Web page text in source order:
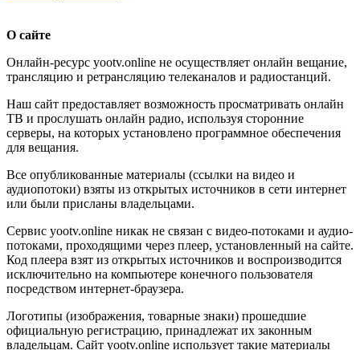
О сайте
Онлайн-ресурс yootv.online не осуществляет онлайн вещание,
трансляцию и ретрансляцию телеканалов и радиостанций.
Наш сайт предоставляет возможность просматривать онлайн
ТВ и прослушать онлайн радио, используя сторонние
серверы, на которых установлено программное обеспечения
для вещания.
Все опубликованные материалы (ссылки на видео и
аудиопотоки) взяты из открытых источников в сети интернет
или были присланы владельцами.
Сервис yootv.online никак не связан с видео-потоками и аудио-
потоками, проходящими через плеер, установленный на сайте.
Код плеера взят из открытых источников и воспроизводится
исключительно на компьютере конечного пользователя
посредством интернет-браузера.
Логотипы (изображения, товарные знаки) прошедшие
официальную регистрацию, принадлежат их законным
владельцам. Сайт yootv.online использует такие материалы